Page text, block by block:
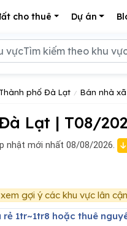
cho thuê Dự án
phố Đà Lạt Bán nhà
Lạt | T08/
nhật mới nhất 08/08/2026.
gợi ý các khu vực lân cận
rẻ 1tr~1tr8 hoặc thuê